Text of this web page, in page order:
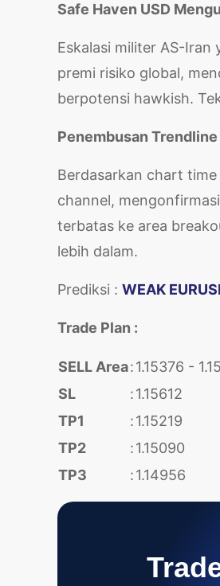
Safe Haven USD
Eskalasi militer AS-Iran
premi risiko global,
berpotensi hawkish.
Penembusan
Berdasarkan chart time
channel,
terbatas ke area
lebih dalam.
Prediksi : WEAK
Trade Plan :
SELL Area:1.15376 -
SL
:1.15612
TP1
:1.15219
TP2
:1.15090
TP3
:1.14956